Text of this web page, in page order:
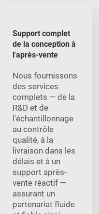
Support complet
de la conception à
l'après-vente
Nous fournissons
des services
complets — de la
R&D et de
l'échantillonnage
au contrôle
qualité, à la
livraison dans les
délais et à un
support après-
vente réactif —
assurant un
partenariat fluide